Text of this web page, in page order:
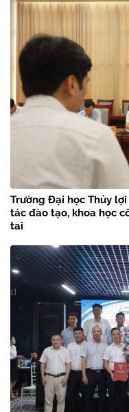
Trường Đại học Thủy
tác đào tạo, khoa học
tai